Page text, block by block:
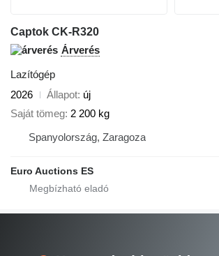
Captok CK-R320
Árverés
Lazítógép
2026
Állapot új
Saját tömeg 2 200 kg
Spanyolország, Zaragoza
Euro Auctions ES